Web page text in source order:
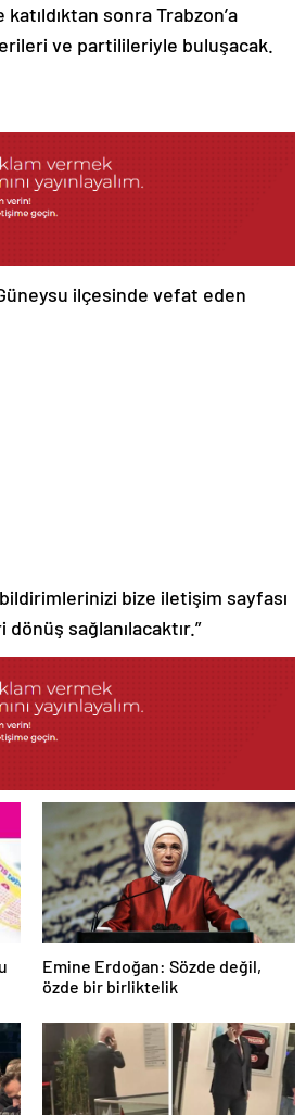
sonra Trabzon’a
ve partilileriyle buluşacak.
ilçesinde vefat eden
bize iletişim sayfası
sağlanılacaktır.”
Emine Erdoğan: Sözde değil,
özde bir birliktelik